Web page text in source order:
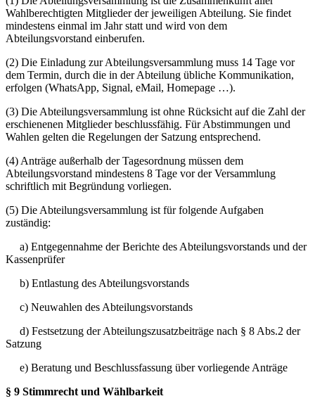
Wahlberechtigten Mitglieder der jeweiligen Abteilung. Sie findet
mindestens einmal im Jahr statt und wird von dem
Abteilungsvorstand einberufen.
(2) Die Einladung zur Abteilungsversammlung muss 14 Tage vor
dem Termin, durch die in der Abteilung übliche Kommunikation,
erfolgen (WhatsApp, Signal, eMail, Homepage …).
(3) Die Abteilungsversammlung ist ohne Rücksicht auf die Zahl der
erschienenen Mitglieder beschlussfähig. Für Abstimmungen und
Wahlen gelten die Regelungen der Satzung entsprechend.
(4) Anträge außerhalb der Tagesordnung müssen dem
Abteilungsvorstand mindestens 8 Tage vor der Versammlung
schriftlich mit Begründung vorliegen.
(5) Die Abteilungsversammlung ist für folgende Aufgaben
zuständig:
a) Entgegennahme der Berichte des Abteilungsvorstands und der
Kassenprüfer
b) Entlastung des Abteilungsvorstands
c) Neuwahlen des Abteilungsvorstands
d) Festsetzung der Abteilungszusatzbeiträge nach § 8 Abs.2 der
Satzung
e) Beratung und Beschlussfassung über vorliegende Anträge
§ 9 Stimmrecht und Wählbarkeit